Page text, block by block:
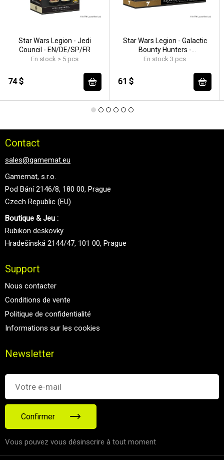
Star Wars Legion - Jedi
Council - EN/DE/SP/FR
En stock > 5 pcs
74 $
Star Wars Legion - Galactic
Bounty Hunters -
EN/DE/SP/FR
En stock 3 pcs
61 $
Contact
sales@gamemat.eu
Gamemat, s.r.o.
Pod Bání 2146/8, 180 00, Prague
Czech Republic (EU)
Boutique & Jeu :
Rubikon deskovky
Hradešínská 2144/47, 101 00, Prague
Support
Nous contacter
Conditions de vente
Politique de confidentialité
Informations sur les cookies
Newsletter
Confirmer
Vous pouvez vous désinscrire à tout moment